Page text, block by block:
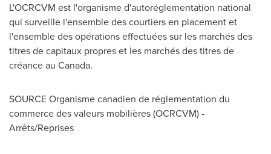
L'OCRCVM est l'organisme d'autoréglementation national
qui surveille l'ensemble des courtiers en placement et
l'ensemble des opérations effectuées sur les marchés des
titres de capitaux propres et les marchés des titres de
créance au Canada.
SOURCE Organisme canadien de réglementation du
commerce des valeurs mobilières (OCRCVM) -
Arrêts/Reprises